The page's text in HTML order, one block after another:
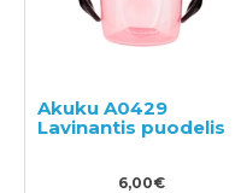
Akuku A0429
Lavinantis puodelis
6,00€